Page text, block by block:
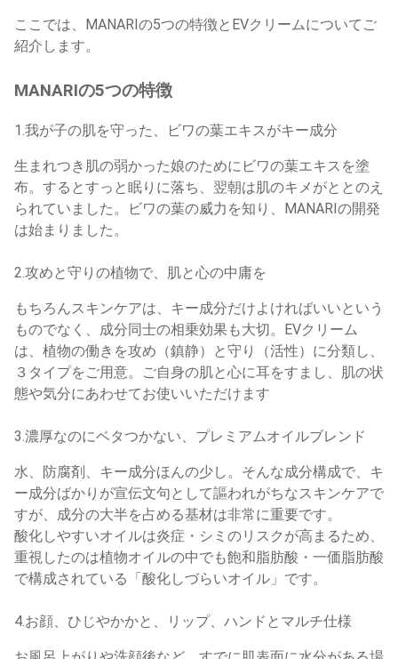
ここでは、MANARIの5つの特徴とEVクリームについてご
紹介します。
MANARIの5つの特徴
1.我が子の肌を守った、ビワの葉エキスがキー成分
生まれつき肌の弱かった娘のためにビワの葉エキスを塗
布。するとすっと眠りに落ち、翌朝は肌のキメがととのえ
られていました。ビワの葉の威力を知り、MANARIの開発
は始まりました。
2.攻めと守りの植物で、肌と心の中庸を
もちろんスキンケアは、キー成分だけよければいいという
ものでなく、成分同士の相乗効果も大切。EVクリーム
は、植物の働きを攻め（鎮静）と守り（活性）に分類し、
３タイプをご用意。ご自身の肌と心に耳をすまし、肌の状
態や気分にあわせてお使いいただけます
3.濃厚なのにベタつかない、プレミアムオイルブレンド
水、防腐剤、キー成分ほんの少し。そんな成分構成で、キ
ー成分ばかりが宣伝文句として謳われがちなスキンケアで
すが、成分の大半を占める基材は非常に重要です。
酸化しやすいオイルは炎症・シミのリスクが高まるため、
重視したのは植物オイルの中でも飽和脂肪酸・一価脂肪酸
で構成されている「酸化しづらいオイル」です。
4.お顔、ひじやかかと、リップ、ハンドとマルチ仕様